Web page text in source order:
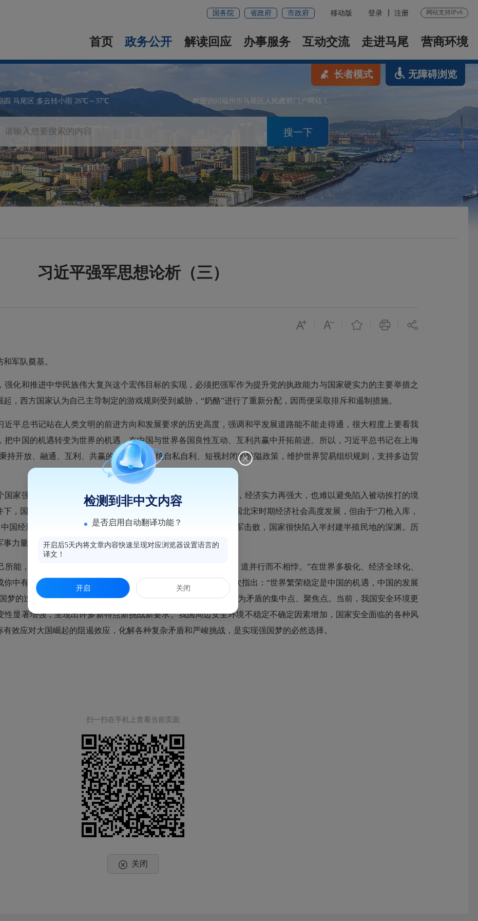
国务院 省政府 市政府 移动版 登录 注册 网站支持IPv6
首页 政务公开 解读回应 办事服务 互动交流 走进马尾 营商环境
四 马尾区 多云转小雨 26℃～37℃ 欢迎访问福州市马尾区人民政府门户网站！
搜一下
长者模式 无障碍浏览
习近平强军思想论析（三）
军队奠基。
和推进中华民族伟大复兴这个宏伟目标的实现，必须把强军作为提升党的执政能力与国家硬实力的主要举措之
，西方国家认为自己主导制定的游戏规则受到威胁，“奶酪”进行了重新分配，因而便采取排斥和遏制措施。
总书记站在人类文明的前进方向和发展要求的历史高度，强调和平发展道路能不能走得通，很大程度上要看我
中国的机遇转变为世界的机遇，在中国与世界各国良性互动、互利共赢中开拓前进。所以，习近平总书记在上海
持开放、融通、互利、共赢的合作观，拒绝自私自利、短视封闭的狭隘政策，维护世界贸易组织规则，支持多边贸
强大的基础，但倘若没有相应的国防实力和军事能力作后盾，经济实力再强大，也难以避免陷入被动挨打的境
，国家越是富甲四海，就越会引来贪婪的目光和入侵之祸。我国北宋时期经济社会高度发展，但由于“刀枪入库，
国经济总量占世界的1/3，但军事落后，数十万军队竟被数千英军击败，国家很快陷入半封建半殖民地的深渊。历
力量作支撑，和平发展只能是一厢情愿。
，为世界和平与发展作出自己的贡献。“万物并育而不相害，道并行而不相悖。”在世界多极化、经济全球化、
中有我、我中有你的“互嵌”式关系结构。习近平总书记就曾多次指出：“世界繁荣稳定是中国的机遇，中国的发展
梦的过程，必将是全球战略格局重塑的过程。这不可避免地会成为矛盾的集中点、聚焦点。当前，我国安全环境更
显著增强，呈现出许多新特点新挑战新要求。我国周边安全环境不稳定不确定因素增加，国家安全面临的各种风
效应对大国崛起的阻遏效应，化解各种复杂矛盾和严峻挑战，是实现强国梦的必然选择。
扫一扫在手机上查看当前页面
关闭
检测到非中文内容
是否启用自动翻译功能？
开启后5天内将文章内容快速呈现对应浏览器设置语言的
译文！
开启 关闭